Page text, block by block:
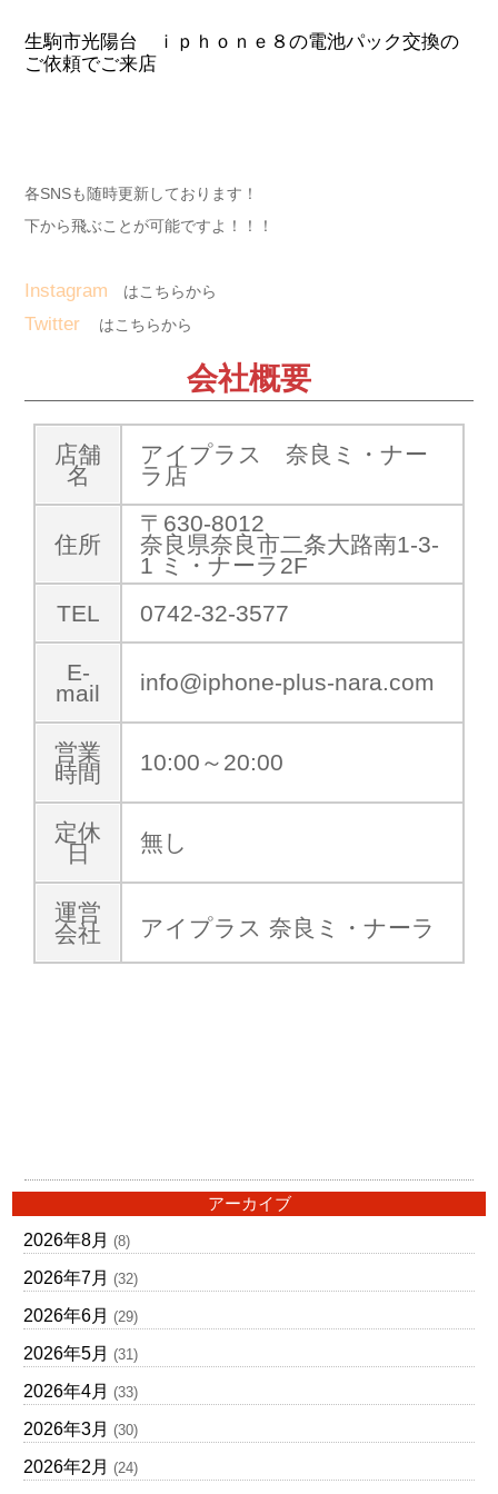
生駒市光陽台 ｉｐｈｏｎｅ８の電池パック交換の
ご依頼でご来店
各SNSも随時更新しております！
下から飛ぶことが可能ですよ！！！
Instagram はこちらから
Twitter はこちらから
会社概要
店舗
名
アイプラス 奈良ミ・ナー
ラ店
住所
〒630-8012
奈良県奈良市二条大路南1-3-
1 ミ・ナーラ2F
TEL
0742-32-3577
E-
mail
info@iphone-plus-nara.com
営業
時間
10:00～20:00
定休
日
無し
運営
会社
アイプラス 奈良ミ・ナーラ
アーカイブ
2026年8月 (8)
2026年7月 (32)
2026年6月 (29)
2026年5月 (31)
2026年4月 (33)
2026年3月 (30)
2026年2月 (24)